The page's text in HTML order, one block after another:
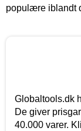
populære iblandt
Globaltools.dk
De giver
40.000 varer.